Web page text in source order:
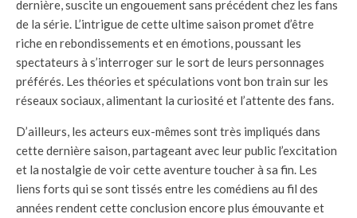
dernière, suscite un engouement sans précédent chez les fans
de la série. L’intrigue de cette ultime saison promet d’être
riche en rebondissements et en émotions, poussant les
spectateurs à s’interroger sur le sort de leurs personnages
préférés. Les théories et spéculations vont bon train sur les
réseaux sociaux, alimentant la curiosité et l’attente des fans.
D’ailleurs, les acteurs eux-mêmes sont très impliqués dans
cette dernière saison, partageant avec leur public l’excitation
et la nostalgie de voir cette aventure toucher à sa fin. Les
liens forts qui se sont tissés entre les comédiens au fil des
années rendent cette conclusion encore plus émouvante et